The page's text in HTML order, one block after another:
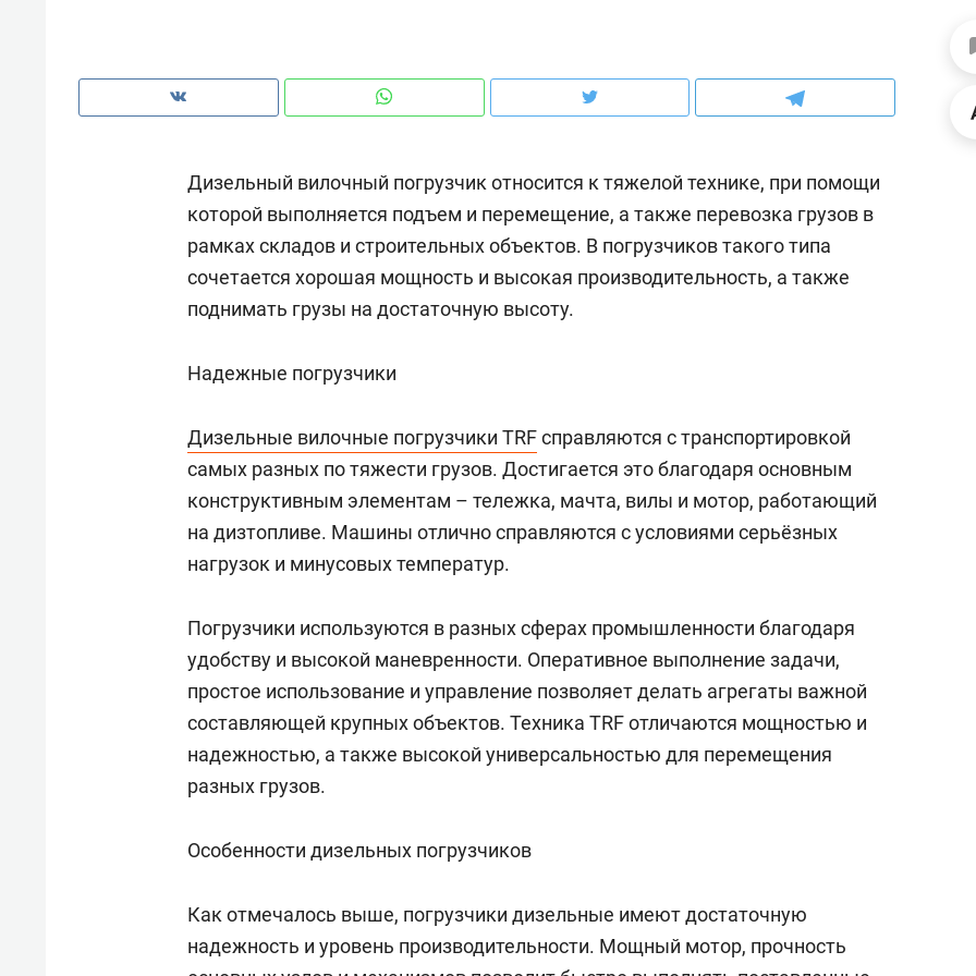
Дизельный вилочный погрузчик относится к тяжелой технике, при помощи
которой выполняется подъем и перемещение, а также перевозка грузов в
рамках складов и строительных объектов. В погрузчиков такого типа
сочетается хорошая мощность и высокая производительность, а также
поднимать грузы на достаточную высоту.
Надежные погрузчики
Дизельные вилочные погрузчики TRFсправляются с транспортировкой
самых разных по тяжести грузов. Достигается это благодаря основным
конструктивным элементам – тележка, мачта, вилы и мотор, работающий
на дизтопливе. Машины отлично справляются с условиями серьёзных
нагрузок и минусовых температур.
Погрузчики используются в разных сферах промышленности благодаря
удобству и высокой маневренности. Оперативное выполнение задачи,
простое использование и управление позволяет делать агрегаты важной
составляющей крупных объектов. Техника TRF отличаются мощностью и
надежностью, а также высокой универсальностью для перемещения
разных грузов.
Особенности дизельных погрузчиков
Как отмечалось выше, погрузчики дизельные имеют достаточную
надежность и уровень производительности. Мощный мотор, прочность
налогах и развитии без
Оставить шум за волной: как
строят тишину в казанском
ЖК «Заря»
Психотерапевт «Фороса»:
«Директорский невроз» –
когда человек не считает
свою сверхнагрузку
стрессом»
Дизайнер-прораб
Наседкина: «Ремонт
с мебелью за 2
для меня это